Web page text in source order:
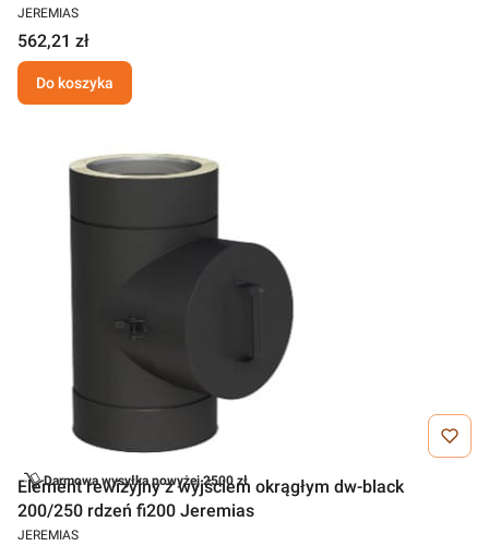
JEREMIAS
562,21 zł
Do koszyka
Darmowa wysyłka powyżej 2500 zł
Element rewizyjny z wyjściem okrągłym dw-black
200/250 rdzeń fi200 Jeremias
JEREMIAS